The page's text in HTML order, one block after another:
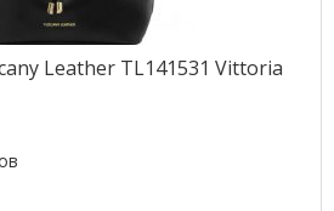
Leather TL141531 Vittoria